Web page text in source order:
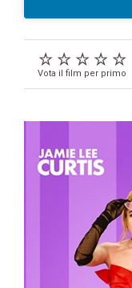
Vota il film per primo